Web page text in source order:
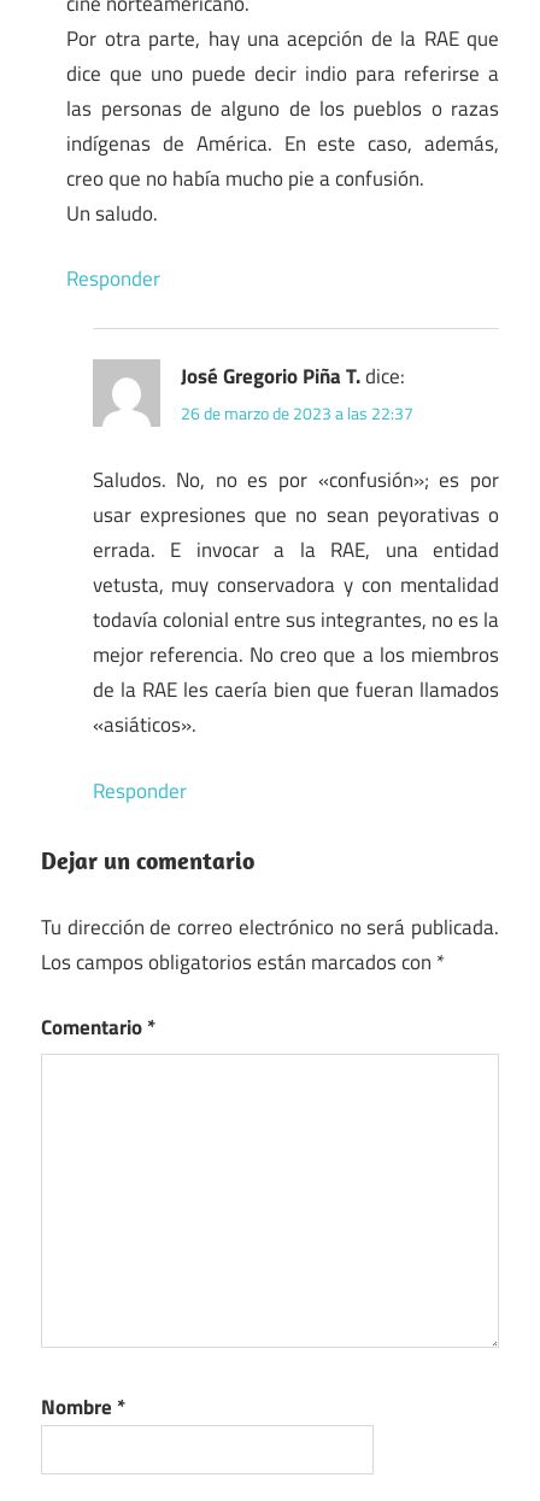
Por otra parte, hay una acepción de la RAE que
dice que uno puede decir indio para referirse a
las personas de alguno de los pueblos o razas
indígenas de América. En este caso, además,
creo que no había mucho pie a confusión.
Un saludo.
Responder
José Gregorio Piña T.dice:
26 de marzo de 2023 a las 22:37
Saludos. No, no es por «confusión»; es por
usar expresiones que no sean peyorativas o
errada. E invocar a la RAE, una entidad
vetusta, muy conservadora y con mentalidad
todavía colonial entre sus integrantes, no es la
mejor referencia. No creo que a los miembros
de la RAE les caería bien que fueran llamados
«asiáticos».
Responder
Dejar un comentario
Tu dirección de correo electrónico no será publicada.
Los campos obligatorios están marcados con *
Comentario*
Nombre *